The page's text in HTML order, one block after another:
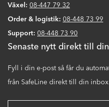
Växel: 08-447 79 32
Order & logistik: 08-448 73 99
Support: 08-448 73 90
Senaste nytt direkt till
Fyll i din e-post så får du
från SafeLine direkt till din